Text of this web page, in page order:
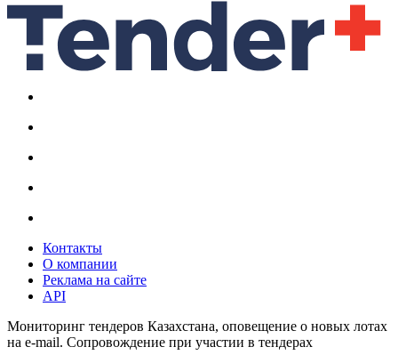
Контакты
О компании
Реклама на сайте
API
Мониторинг тендеров Казахстана, оповещение о новых лотах
на e-mail. Сопровождение при участии в тендерах